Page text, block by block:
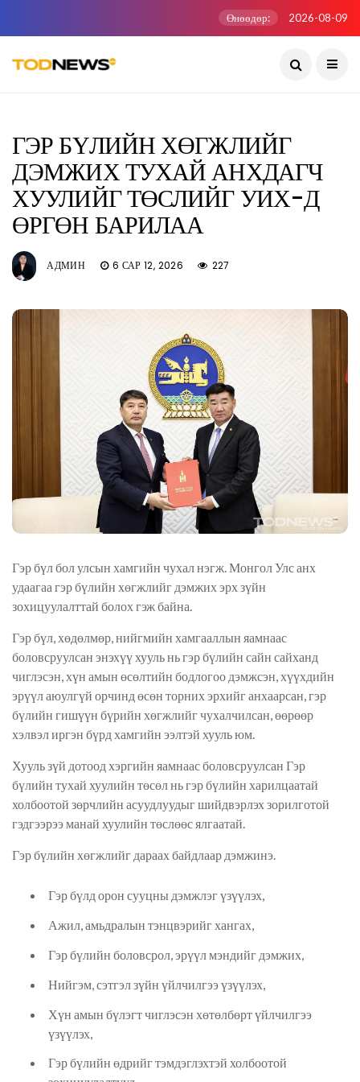
Өнөөдөр: 2026-08-09
ГЭР БҮЛИЙН ХӨГЖЛИЙГ
ДЭМЖИХ ТУХАЙ АНХДАГЧ
ХУУЛИЙГ ТӨСЛИЙГ УИХ-Д
ӨРГӨН БАРИЛАА
АДМИН 6 САР 12, 2026 227
Гэр бүл бол улсын хамгийн чухал нэгж. Монгол Улс анх
удаагаа гэр бүлийн хөгжлийг дэмжих эрх зүйн
зохицуулалттай болох гэж байна.
Гэр бүл, хөдөлмөр, нийгмийн хамгааллын яамнаас
боловсруулсан энэхүү хууль нь гэр бүлийн сайн сайханд
чиглэсэн, хүн амын өсөлтийн бодлогоо дэмжсэн, хүүхдийн
эрүүл аюулгүй орчинд өсөн торних эрхийг анхаарсан, гэр
бүлийн гишүүн бүрийн хөгжлийг чухалчилсан, өөрөөр
хэлвэл иргэн бүрд хамгийн ээлтэй хууль юм.
Хууль зүй дотоод хэргийн яамнаас боловсруулсан Гэр
бүлийн тухай хуулийн төсөл нь гэр бүлийн харилцаатай
холбоотой зөрчлийн асуудлуудыг шийдвэрлэх зорилготой
гэдгээрээ манай хуулийн төслөөс ялгаатай.
Гэр бүлийн хөгжлийг дараах байдлаар дэмжинэ.
Гэр бүлд орон сууцны дэмжлэг үзүүлэх,
Ажил, амьдралын тэнцвэрийг хангах,
Гэр бүлийн боловсрол, эрүүл мэндийг дэмжих,
Нийгэм, сэтгэл зүйн үйлчилгээ үзүүлэх,
Хүн амын бүлэгт чиглэсэн хөтөлбөрт үйлчилгээ
үзүүлэх,
Гэр бүлийн өдрийг тэмдэглэхтэй холбоотой